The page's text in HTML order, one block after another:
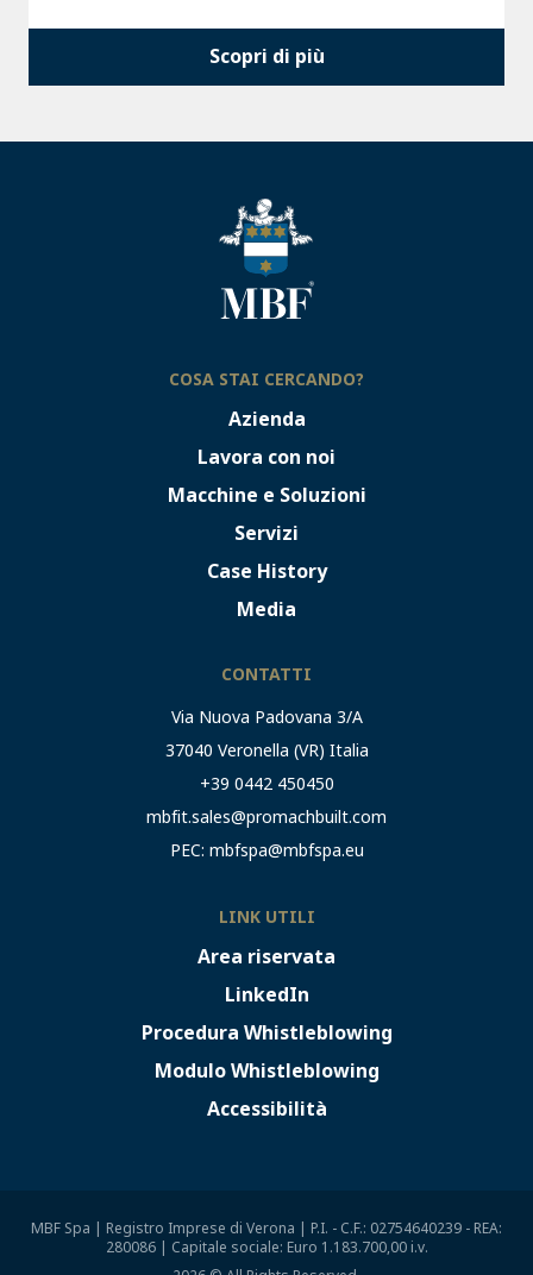
Scopri di più
COSA STAI CERCANDO?
Azienda
Lavora con noi
Macchine e Soluzioni
Servizi
Case History
Media
CONTATTI
Via Nuova Padovana 3/A
37040 Veronella (VR) Italia
+39 0442 450450
mbfit.sales@promachbuilt.com
PEC: mbfspa@mbfspa.eu
LINK UTILI
Area riservata
LinkedIn
Procedura Whistleblowing
Modulo Whistleblowing
Accessibilità
MBF Spa | Registro Imprese di Verona | P.I. - C.F.: 02754640239 - REA:
280086 | Capitale sociale: Euro 1.183.700,00 i.v.